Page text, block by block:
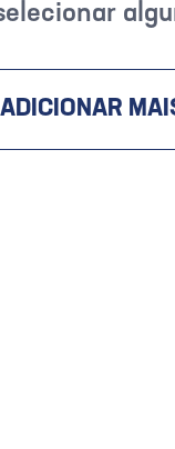
ADICIONAR